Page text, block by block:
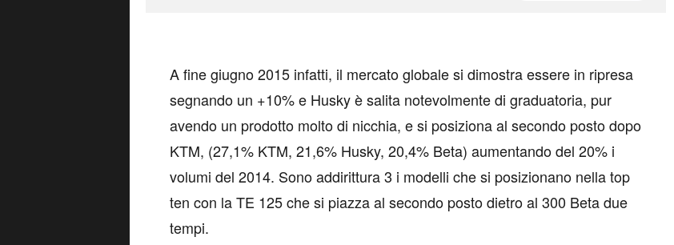
Afine giugno 2015 infatti, il mercato globale si dimostra essere in ripresa
segnando un +10% e Husky è salita notevolmente di graduatoria, pur
avendo un prodotto molto di nicchia, e si posiziona al secondo posto dopo
KTM, (27,1% KTM, 21,6% Husky, 20,4% Beta) aumentando del 20% i
volumi del 2014. Sono addirittura 3 i modelli che si posizionano nella top
ten con la TE 125 che si piazza al secondo posto dietro al 300 Beta due
tempi.